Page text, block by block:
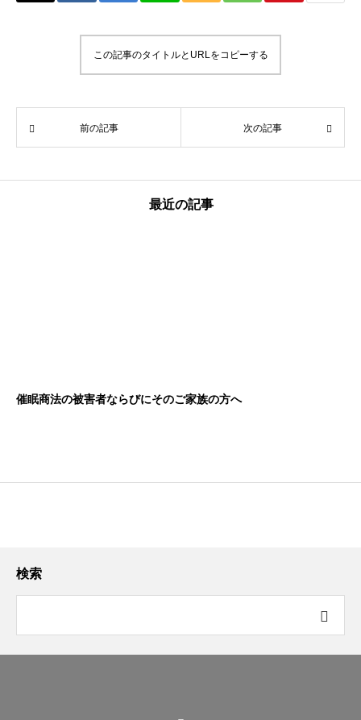
この記事のタイトルとURLをコピーする
前の記事 次の記事
最近の記事
催眠商法の被害者ならびにそのご家族の方へ
10. 【総括】「断る勇気」より「近づかない知恵」：地域で守る
検索